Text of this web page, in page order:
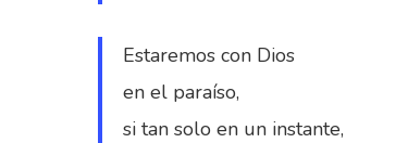
Estaremos con Dios
en el paraíso,
si tan solo en un instante,